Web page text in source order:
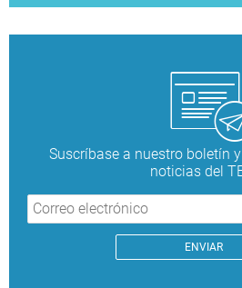
Suscríbase a nuestro boletín
noticias del